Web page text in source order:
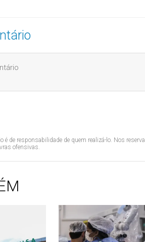
é de responsabilidade de quem realizá-lo. Nos
ofensivas.